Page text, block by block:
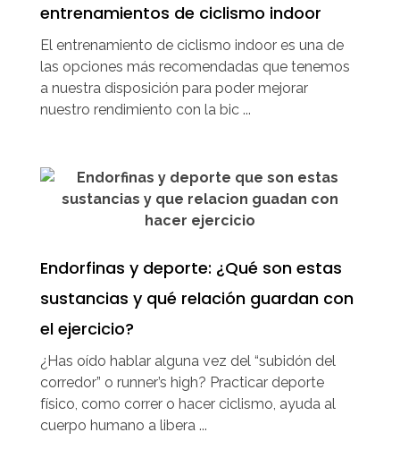
entrenamientos de ciclismo indoor
El entrenamiento de ciclismo indoor es una de
las opciones más recomendadas que tenemos
a nuestra disposición para poder mejorar
nuestro rendimiento con la bic ...
Endorfinas y deporte: ¿Qué son estas
sustancias y qué relación guardan con
el ejercicio?
¿Has oído hablar alguna vez del “subidón del
corredor” o runner’s high? Practicar deporte
físico, como correr o hacer ciclismo, ayuda al
cuerpo humano a libera ...